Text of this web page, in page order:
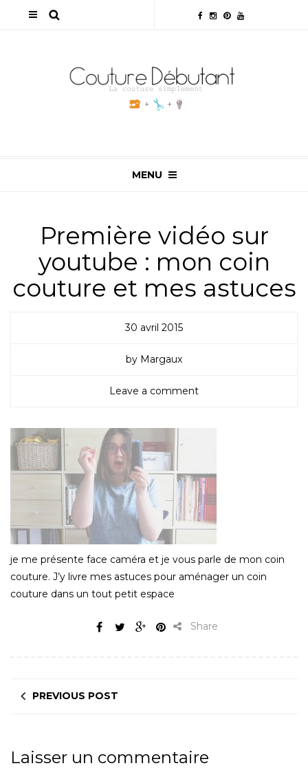
MENU
Première vidéo sur
youtube : mon coin
couture et mes astuces
30 avril 2015
by Margaux
Leave a comment
je me présente face caméra et je vous parle de mon coin
couture. J’y livre mes astuces pour aménager un coin
couture dans un tout petit espace
Share
PREVIOUS POST
Laisser un commentaire